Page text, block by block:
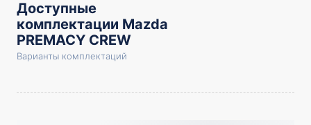
Доступные
комплектации Mazda
PREMACY CREW
Варианты комплектаций